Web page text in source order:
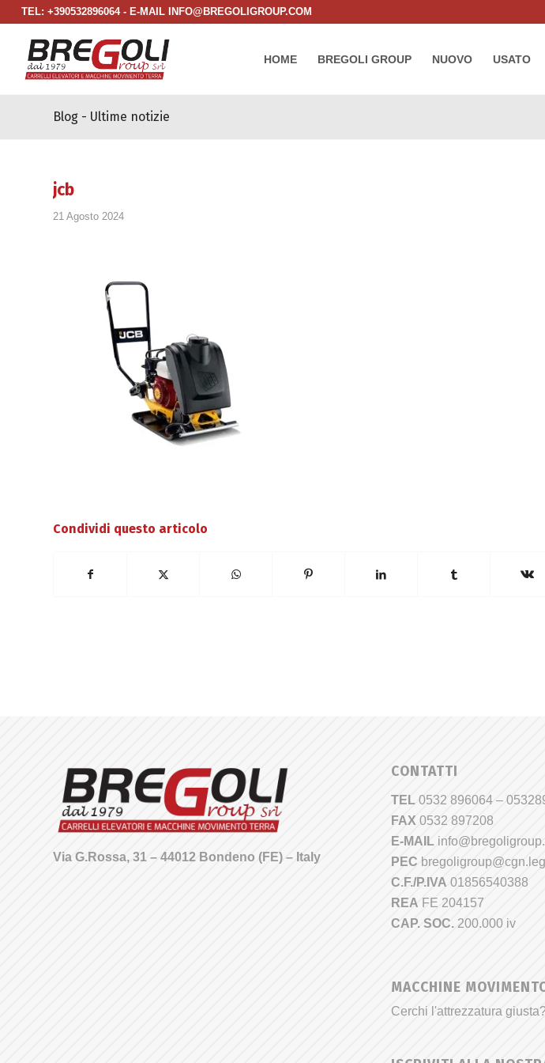
TEL: +390532896064 - E-MAIL INFO@BREGOLIGROUP.COM
HOME BREGOLI GROUP NUOVO USATO
Blog - Ultime notizie
jcb
21 Agosto 2024
Condividi questo articolo
Via G.Rossa, 31 – 44012 Bondeno (FE) – Italy
CONTATTI
TEL0532 896064 –
FAX 0532 897208
E-MAIL
PEC
C.F./P.IVA 01856540388
REA FE 204157
CAP. SOC.200.000 iv
MACCHINE
Cerchi l'attrezzatura